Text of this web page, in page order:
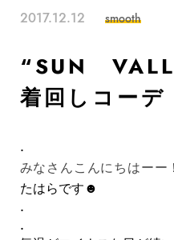
2017.12.12 smooth
“SUN
着回しコー
.
みなさんこんにちはーー！
たはらです☻
.
.